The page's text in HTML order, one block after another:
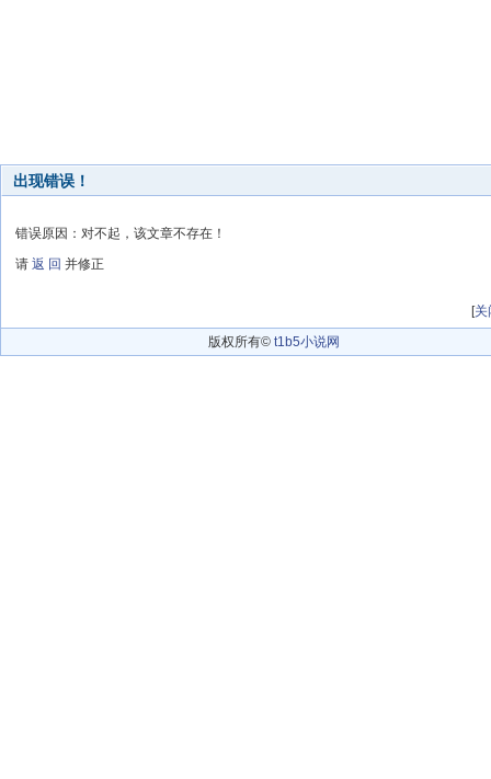
出现错误！
错误原因：对不起，该文章不存在！
请 返 回 并修正
[关
版权所有© t1b5小说网